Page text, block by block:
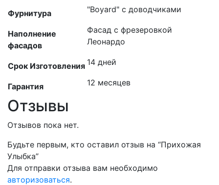
Фурнитура "Boyard" с доводчиками
Наполнение
фасадов
Фасад с фрезеровкой
Леонардо
Срок Изготовления 14 дней
Гарантия 12 месяцев
Отзывы
Отзывов пока нет.
Будьте первым, кто оставил отзыв на “Прихожая
Улыбка”
Для отправки отзыва вам необходимо
авторизоваться.